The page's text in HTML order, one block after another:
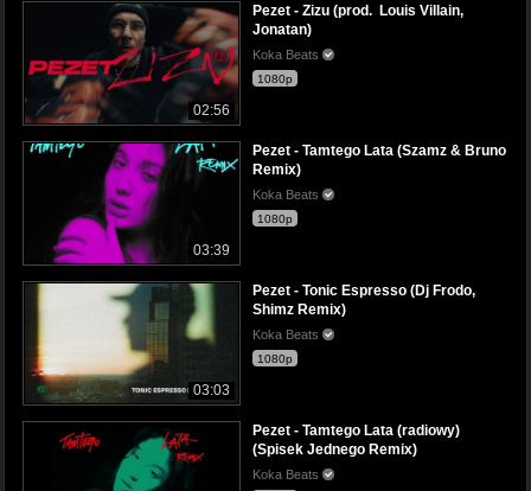
02:56
Pezet - Zizu (prod. Louis Villain,
Jonatan)
Koka Beats
1080p
03:39
Pezet - Tamtego Lata (Szamz & Bruno
Remix)
Koka Beats
1080p
03:03
Pezet - Tonic Espresso (Dj Frodo,
Shimz Remix)
Koka Beats
1080p
Pezet - Tamtego Lata (radiowy)
(Spisek Jednego Remix)
Koka Beats